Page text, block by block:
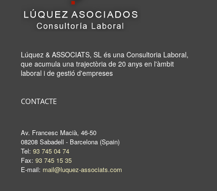
Lúquez & ASSOCIATS, SL és una Consultoria Laboral,
que acumula una trajectòria de 20 anys en l'àmbit
laboral i de gestió d'empreses
CONTACTE
Av. Francesc Macià, 46-50
08208 Sabadell - Barcelona (Spain)
Tel: 93 745 04 74
Fax: 93 745 15 35
E-mail: mail@luquez-associats.com